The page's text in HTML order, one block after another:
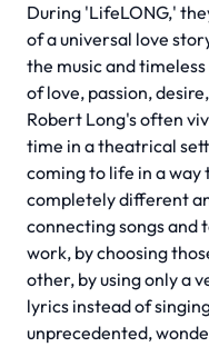
During 'LifeLONG,'
of a universal love
the music and
of love, passion,
Robert Long's often
time in a theatrical
coming to life in a way
completely different
connecting songs and
work, by choosing
other, by using only a
lyrics instead of
unprecedented,